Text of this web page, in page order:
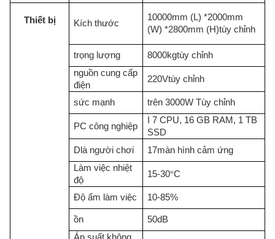
Thiết bị Kích thước
10000mm (L) *2000mm
(W) *2800mm (H)tùy chỉnh
trọng lượng 8000kgtùy chỉnh
nguồn cung cấp
điện
220Vtùy chỉnh
sức mạnh trên 3000W Tùy chỉnh
PC công nghiệp
I 7 CPU, 16 GB RAM, 1 TB
SSD
D là người chơi 17màn hình cảm ứng
Làm việc nhiệt
độ
15-30°C
Độ ẩm làm việc 10-85%
ồn
50dB